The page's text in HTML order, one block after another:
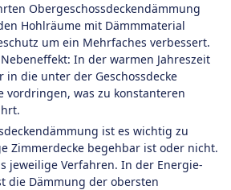
Obergeschossdeckendämmung
Hohlräume mit Dämmmaterial
um ein Mehrfaches verbessert.
In der warmen Jahreszeit
in die unter der Geschossdecke
vordringen, was zu konstanteren
ist es wichtig zu
Zimmerdecke begehbar ist oder nicht.
jeweilige Verfahren. In der Energie-
die Dämmung der obersten